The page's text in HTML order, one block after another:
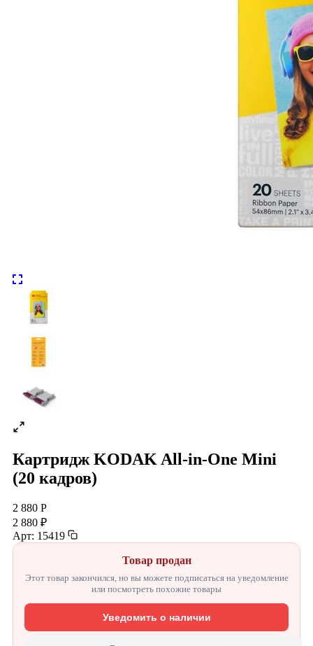
Картридж KODAK All-in-One Mini
(20 кадров)
2 880 Р
2 880 ₽
Арт: 15419
Товар продан
Этот товар закончился, но вы можете подписаться на уведомление
или посмотреть похожие товары
Уведомить о наличии